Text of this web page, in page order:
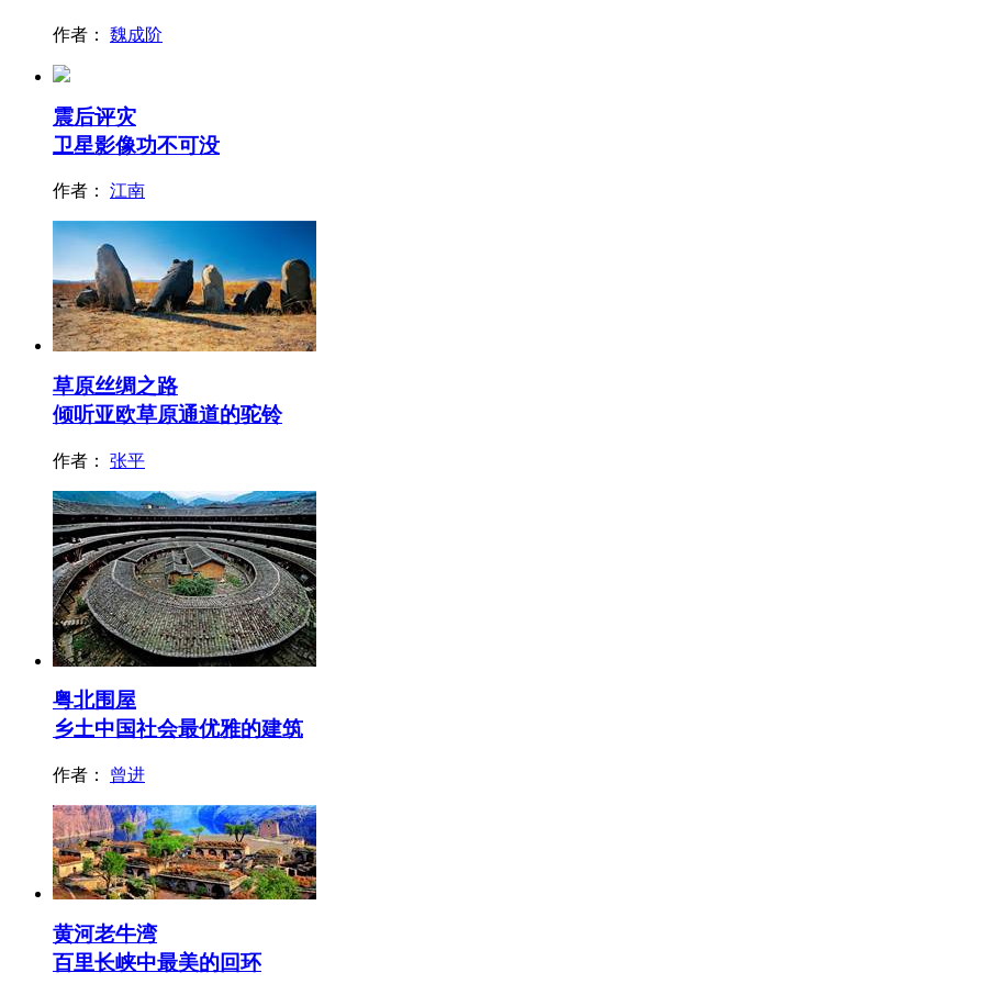
作者： 魏成阶
震后评灾
卫星影像功不可没
作者： 江南
草原丝绸之路
倾听亚欧草原通道的驼铃
作者： 张平
粤北围屋
乡土中国社会最优雅的建筑
作者： 曾进
黄河老牛湾
百里长峡中最美的回环